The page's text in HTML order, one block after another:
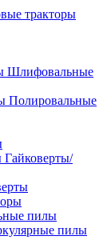
тракторы
Шлифовальные
Полировальные
Гайковерты/
пилы
пилы